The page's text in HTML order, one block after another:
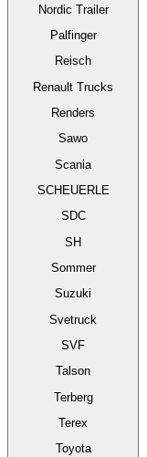
Nordic Trailer
Palfinger
Reisch
Renault Trucks
Renders
Sawo
Scania
SCHEUERLE
SDC
SH
Sommer
Suzuki
Svetruck
SVF
Talson
Terberg
Terex
Toyota